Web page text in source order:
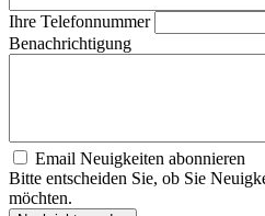
Ihre Telefonnummer
Benachrichtigung
Email Neuigkeiten abonnieren
Bitte entscheiden Sie, ob Sie
möchten.